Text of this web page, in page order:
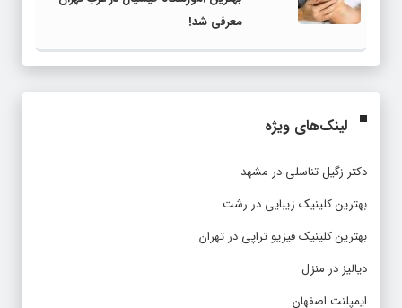
معرفی شد!
لینک‌های ویژه
دکتر زگیل تناسلی در مشهد
بهترین کلینیک زیبایی در رشت
بهترین کلینیک فیزیو تراپی در تهران
دیالیز در منزل
ایمپلنت اصفهان